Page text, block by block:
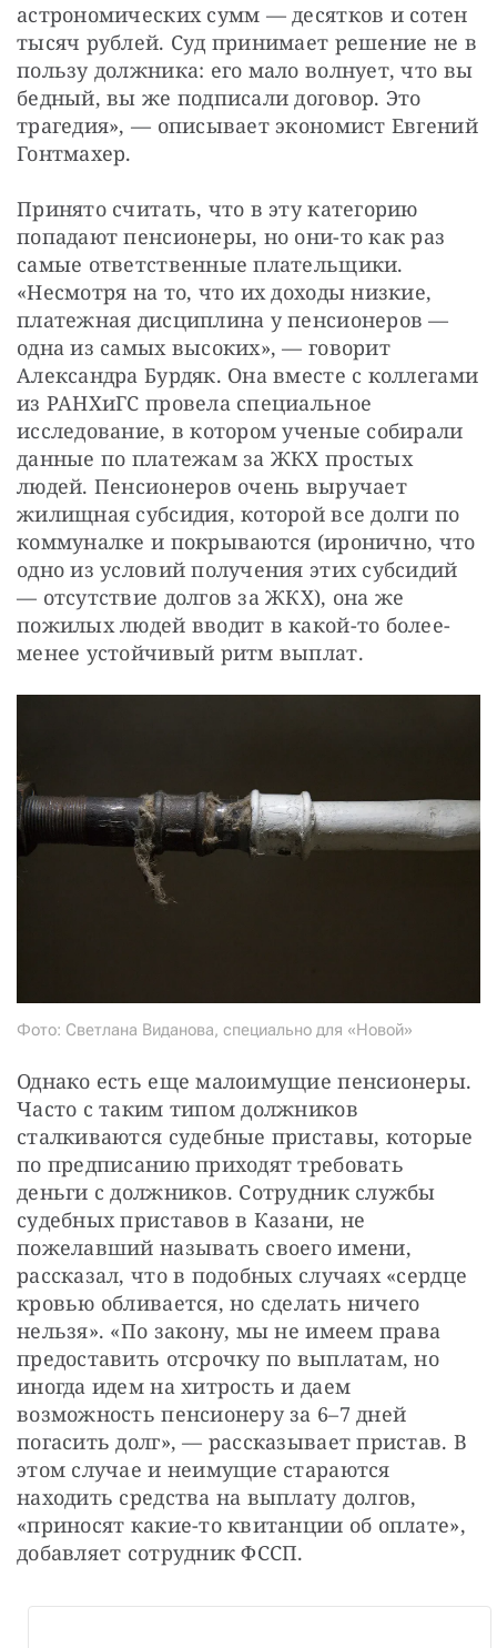
астрономических сумм — десятков и сотен
тысяч рублей. Суд принимает решение не в
пользу должника: его мало волнует, что вы
бедный, вы же подписали договор. Это
трагедия», — описывает экономист Евгений
Гонтмахер.
Принято считать, что в эту категорию
попадают пенсионеры, но они-то как раз
самые ответственные плательщики.
«Несмотря на то, что их доходы низкие,
платежная дисциплина у пенсионеров —
одна из самых высоких», — говорит
Александра Бурдяк. Она вместе с коллегами
из РАНХиГС провела специальное
исследование, в котором ученые собирали
данные по платежам за ЖКХ простых
людей. Пенсионеров очень выручает
жилищная субсидия, которой все долги по
коммуналке и покрываются (иронично, что
одно из условий получения этих субсидий
— отсутствие долгов за ЖКХ), она же
пожилых людей вводит в какой-то более-
менее устойчивый ритм выплат.
Фото: Светлана Виданова, специально для «Новой»
Однако есть еще малоимущие пенсионеры.
Часто с таким типом должников
сталкиваются судебные приставы, которые
по предписанию приходят требовать
деньги с должников. Сотрудник службы
судебных приставов в Казани, не
пожелавший называть своего имени,
рассказал, что в подобных случаях «сердце
кровью обливается, но сделать ничего
нельзя». «По закону, мы не имеем права
предоставить отсрочку по выплатам, но
иногда идем на хитрость и даем
возможность пенсионеру за 6–7 дней
погасить долг», — рассказывает пристав. В
этом случае и неимущие стараются
находить средства на выплату долгов,
«приносят какие-то квитанции об оплате»,
добавляет сотрудник ФССП.